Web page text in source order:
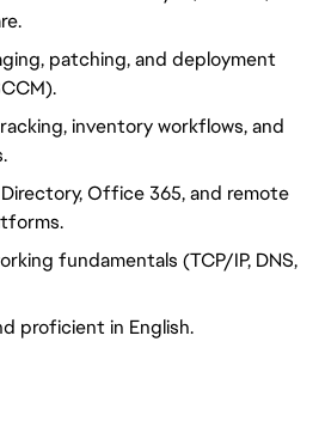
patching, and deployment
inventory workflows, and
Office 365, and remote
fundamentals (TCP/IP, DNS,
proficient in English.